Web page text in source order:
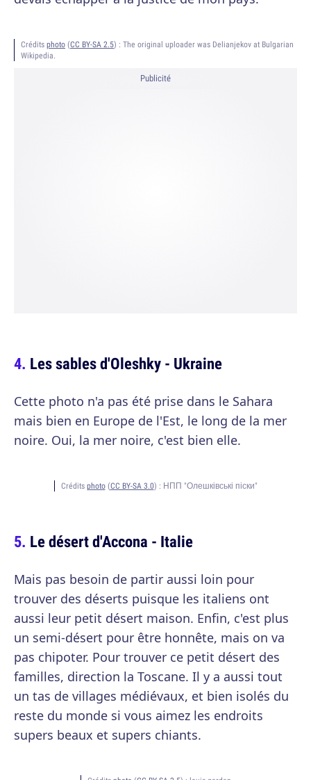
Crédits photo (CC BY-SA 2.5) : The original uploader was Delianjekov at Bulgarian
Wikipedia.
Publicité
Les sables d'Oleshky - Ukraine
Cette photo n'a pas été prise dans le Sahara
mais bien en Europe de l'Est, le long de la mer
noire. Oui, la mer noire, c'est bien elle.
Crédits photo(CC BY-SA 3.0) : НПП "Олешківські піски"
Le désert d'Accona - Italie
Mais pas besoin de partir aussi loin pour
trouver des déserts puisque les italiens ont
aussi leur petit désert maison. Enfin, c'est plus
un semi-désert pour être honnête, mais on va
pas chipoter. Pour trouver ce petit désert des
familles, direction la Toscane. Il y a aussi tout
un tas de villages médiévaux, et bien isolés du
reste du monde si vous aimez les endroits
supers beaux et supers chiants.